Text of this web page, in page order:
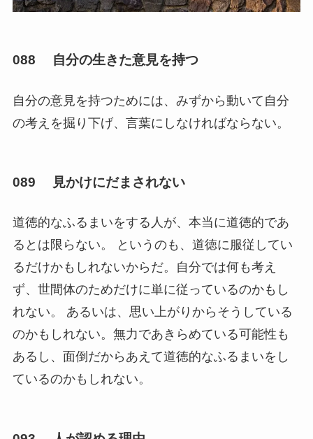
088 自分の生きた意見を持つ
自分の意見を持つためには、みずから動いて自分
の考えを掘り下げ、言葉にしなければならない。
089 見かけにだまされない
道徳的なふるまいをする人が、本当に道徳的であ
るとは限らない。 というのも、道徳に服従してい
るだけかもしれないからだ。自分では何も考え
ず、世間体のためだけに単に従っているのかもし
れない。 あるいは、思い上がりからそうしている
のかもしれない。無力であきらめている可能性も
あるし、面倒だからあえて道徳的なふるまいをし
ているのかもしれない。